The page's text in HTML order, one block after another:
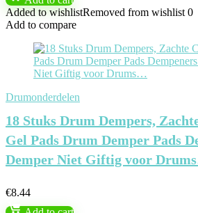
Added to wishlistRemoved from wishlist 0
Add to compare
Drumonderdelen
18 Stuks Drum Dempers,
Gel Pads Drum Demper Pads
Demper Niet Giftig voor
€8.44